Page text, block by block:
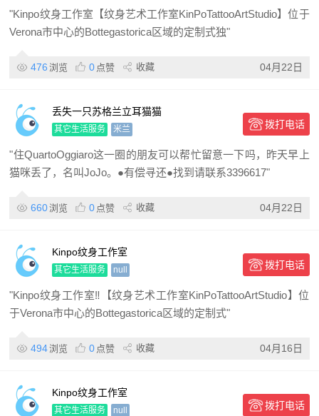
"Kinpo纹身工作室【纹身艺术工作室KinPoTattooArtStudio】位于
Verona市中心的Bottegastorica区域的定制式独"
476 浏览 0 点赞 收藏 04月22日
丢失一只苏格兰立耳猫猫
其它生活服务 米兰 拨打电话
"住QuartoOggiaro这一圈的朋友可以帮忙留意一下吗，昨天早上
猫咪丢了，名叫JoJo。●有偿寻还●找到请联系3396617"
660浏览 0 点赞 收藏 04月22日
Kinpo纹身工作室
其它生活服务 null 拨打电话
"Kinpo纹身工作室‼️【纹身艺术工作室KinPoTattooArtStudio】位
于Verona市中心的Bottegastorica区域的定制式"
494浏览 0 点赞 收藏 04月16日
Kinpo纹身工作室
其它生活服务 null 拨打电话